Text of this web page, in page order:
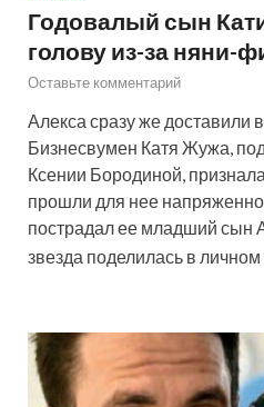
Годовалый сын
голову из-за няни-
Оставьте комментарий
Алекса сразу же доставили
Бизнесвумен Катя Жужа,
Ксении Бородиной,
прошли для нее
пострадал ее младший сын
звезда поделилась в личном